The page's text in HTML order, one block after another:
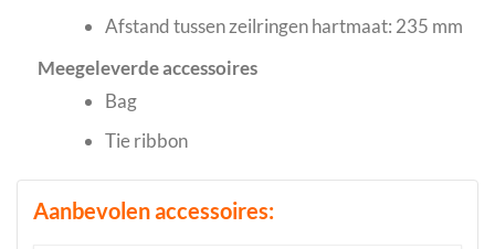
Afstand tussen zeilringen hartmaat: 235 mm
Meegeleverde accessoires
Bag
Tie ribbon
Aanbevolen accessoires: